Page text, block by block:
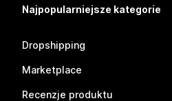
Najpopularniejsze kategorie
Dropshipping
Marketplace
Recenzje produktu